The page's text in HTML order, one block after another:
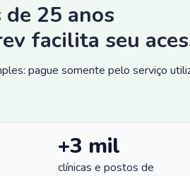
de 25 anos
facilita seu
pague somente pelo serviço
+3 mil
clínicas e postos de